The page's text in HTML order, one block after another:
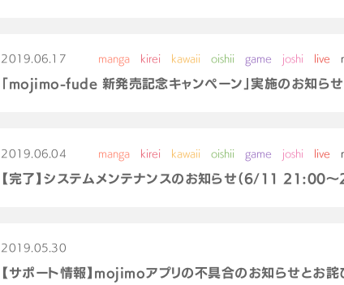
2019.06.17 manga kirei kawaii oishii game joshi live
「mojimo-fude 新発売記念キャンペーン」実施のお知らせ
2019.06.04 manga kirei kawaii oishii game joshi live
【完了】システムメンテナンスのお知らせ（6/11 21:00
2019.05.30
【サポート情報】mojimoアプリの不具合のお知らせとお詫